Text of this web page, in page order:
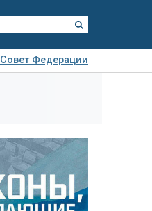
Совет Федерации